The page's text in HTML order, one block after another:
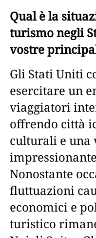
Qual è la
turismo negli
vostre
Gli Stati Uniti
esercitare un
viaggiatori
offrendo città
culturali e una
Nonostante
fluttuazioni
economici e
turistico